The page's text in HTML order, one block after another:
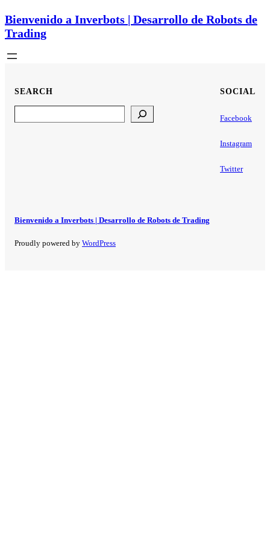
Bienvenido a Inverbots | Desarrollo de Robots de
Trading
SEARCH SOCIAL
Facebook
Instagram
Twitter
Bienvenido a Inverbots | Desarrollo de Robots de Trading
Proudly powered by WordPress